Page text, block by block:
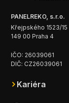
PANELREKO, s.r.o.
Křejpského 1523/15
149 00 Praha 4
IČO: 26039061
DIČ: CZ26039061
Kariéra